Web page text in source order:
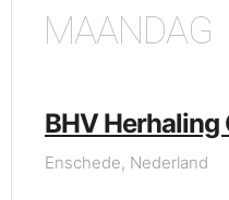
MAANDAG
BHV Herhaling
Enschede, Nederland